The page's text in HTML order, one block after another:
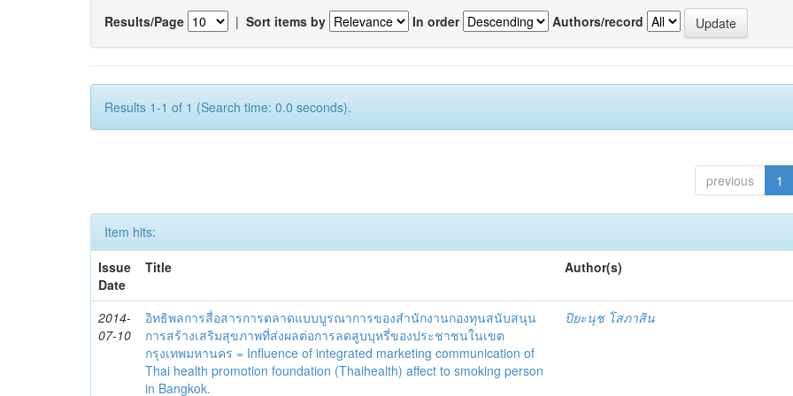
Results/Page | Sort items by In order Authors/record
Results 1-1 of 1 (Search time: 0.0 seconds).
previous 1
Item hits:
Issue
Date
Title Author(s)
2014-
07-10
อิทธิพลการสื่อสารการตลาดแบบบูรณาการของสำนักงานกองทุนสนับสนุน
การสร้างเสริมสุขภาพที่ส่งผลต่อการลดสูบบุหรี่ของประชาชนในเขต
กรุงเทพมหานคร = Influence of integrated marketing communication of
Thai health promotion foundation (Thaihealth) affect to smoking person
in Bangkok.
ปิยะนุช โสภาสิน